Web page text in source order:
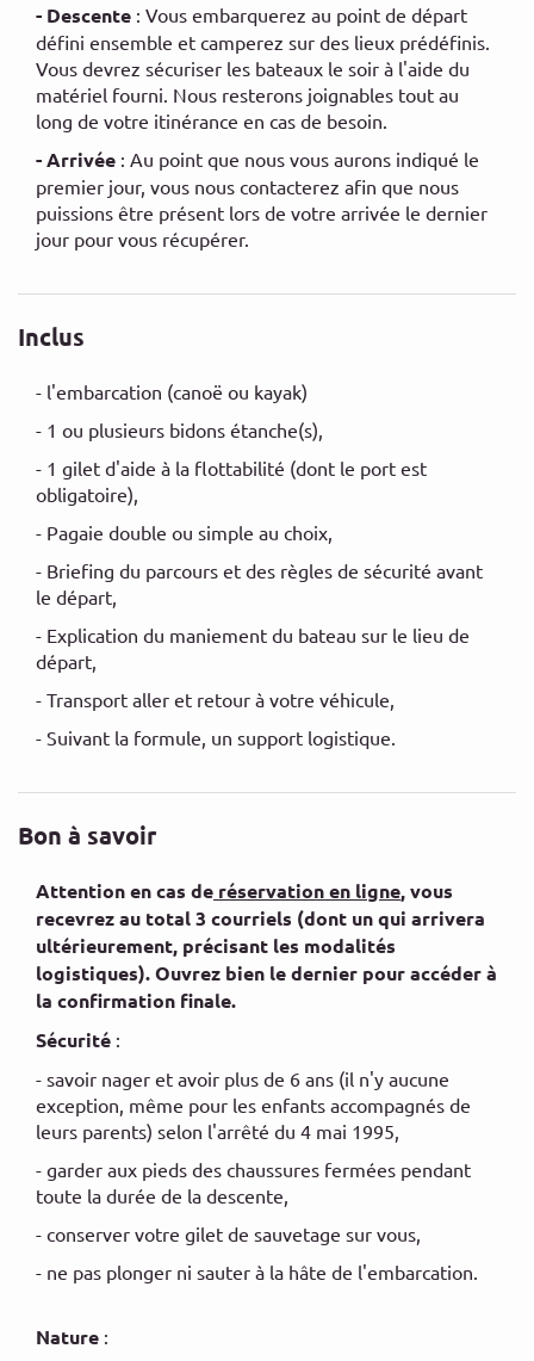
- Descente : Vous embarquerez au point de départ
défini ensemble et camperez sur des lieux prédéfinis.
Vous devrez sécuriser les bateaux le soir à l'aide du
matériel fourni. Nous resterons joignables tout au
long de votre itinérance en cas de besoin.
- Arrivée : Au point que nous vous aurons indiqué le
premier jour, vous nous contacterez afin que nous
puissions être présent lors de votre arrivée le dernier
jour pour vous récupérer.
Inclus
- l'embarcation (canoë ou kayak)
- 1 ou plusieurs bidons étanche(s),
- 1 gilet d'aide à la flottabilité (dont le port est
obligatoire),
- Pagaie double ou simple au choix,
- Briefing du parcours et des règles de sécurité avant
le départ,
- Explication du maniement du bateau sur le lieu de
départ,
- Transport aller et retour à votre véhicule,
- Suivant la formule, un support logistique.
Bon à savoir
Attention en cas de réservation en ligne, vous
recevrez au total 3 courriels (dont un qui arrivera
ultérieurement, précisant les modalités
logistiques). Ouvrez bien le dernier pour accéder à
la confirmation finale.
Sécurité :
- savoir nager et avoir plus de 6 ans (il n'y aucune
exception, même pour les enfants accompagnés de
leurs parents) selon l'arrêté du 4 mai 1995,
- garder aux pieds des chaussures fermées pendant
toute la durée de la descente,
- conserver votre gilet de sauvetage sur vous,
- ne pas plonger ni sauter à la hâte de l'embarcation.
Nature :